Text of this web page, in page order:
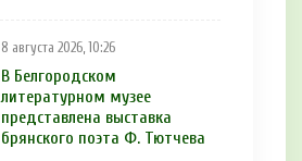
8 августа 2026, 10:26
В Белгородском
литературном музее
представлена выставка
брянского поэта Ф. Тютчева